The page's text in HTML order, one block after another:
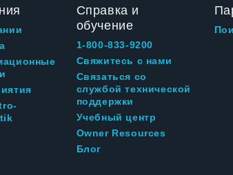
Справка и
обучение
1-800-833-9200
Свяжитесь с нами
Связаться со
службой технической
поддержки
Учебный центр
Owner Resources
Блог